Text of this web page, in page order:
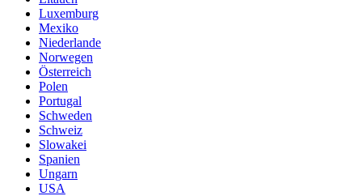
Luxemburg
Mexiko
Niederlande
Norwegen
Österreich
Polen
Portugal
Schweden
Schweiz
Slowakei
Spanien
Ungarn
USA